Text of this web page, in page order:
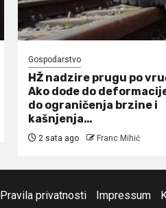
Gospodarstvo
HŽ nadzire prugu po
Ako dođe do
do ograničenja brzine i
kašnjenja…
2 sata ago Franc Mihić
Pravila privatnosti Impressum